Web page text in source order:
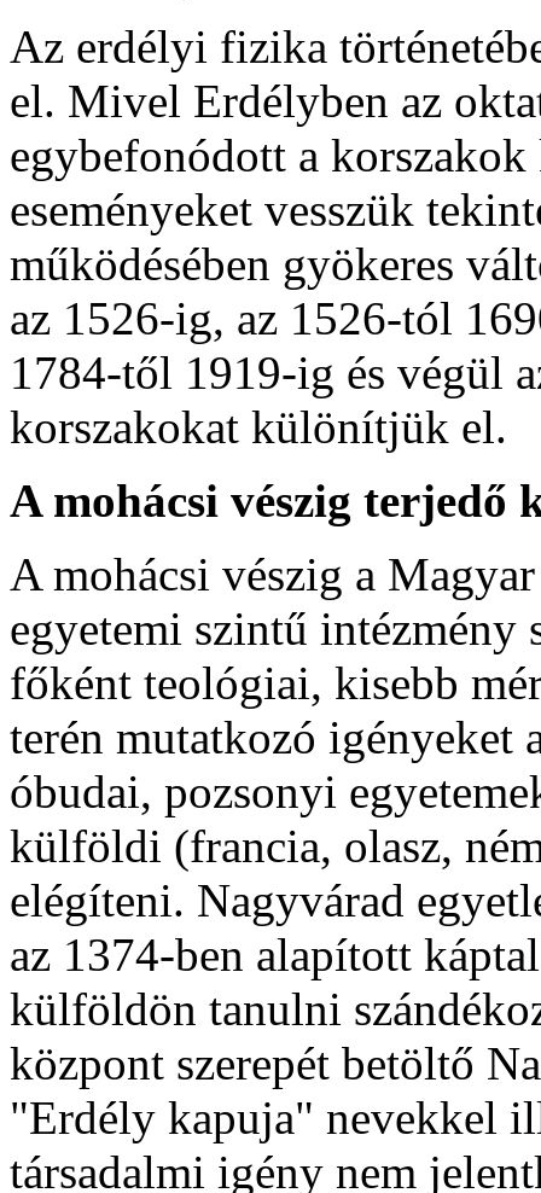
Az erdélyi fizika
el. Mivel Erdélyben az
egybefonódott a
eseményeket vesszük
működésében gyökeres
az 1526-ig, az 1526-tól
1784-től 1919-ig és végül
korszakokat különítjük el.
A mohácsi vészig terjedő
A mohácsi vészig a
egyetemi szintű intézmény
főként teológiai, kisebb
terén mutatkozó igényeket
óbudai, pozsonyi
külföldi (francia, olasz,
elégíteni. Nagyvárad
az 1374-ben alapított
külföldön tanulni
központ szerepét betöltő
"Erdély kapuja" nevekkel
társadalmi igény nem